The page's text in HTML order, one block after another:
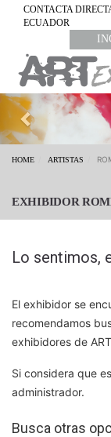
CONTACTA
ECUADOR
Previous
HOME ARTISTAS
EXHIBIDOR
Lo sentimos,
El exhibidor se
recomendamos
exhibidores de
Si considera que
administrador.
Busca otras